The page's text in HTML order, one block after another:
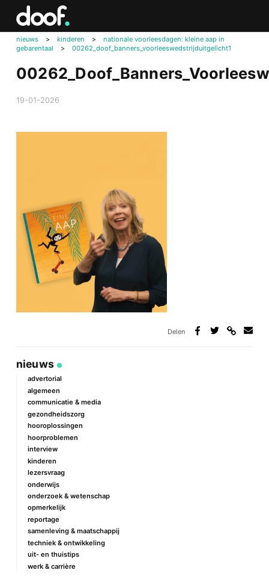
nieuws > kinderen >
nationale voorleesdagen: kleine aap in
gebarentaal
> 00262_doof_banners_voorleeswedstrijduitgelicht1
19-01-2026
Delen
nieuws
advertorial
algemeen
communicatie & media
gezondheidszorg
hooroplossingen
hoorproblemen
interview
kinderen
lezersvraag
onderwijs
onderzoek & wetenschap
opmerkelijk
reportage
samenleving & maatschappij
techniek & ontwikkeling
uit- en thuistips
werk & carrière
in
Doof.nl